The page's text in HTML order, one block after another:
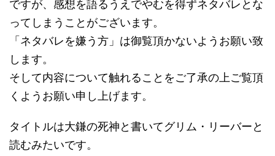
ですが、感想を語るうえでやむを得ずネタバレとな
ってしまうことがございます。
「ネタバレを嫌う方」は御覧頂かないようお願い致
します。
そして内容について触れることをご了承の上ご覧頂
くようお願い申し上げます。
タイトルは大鎌の死神と書いてグリム・リーバーと
読むみたいです。